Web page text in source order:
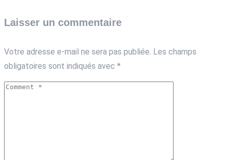
Laisser un commentaire
Votre adresse e-mail ne sera pas publiée. Les champs
obligatoires sont indiqués avec *